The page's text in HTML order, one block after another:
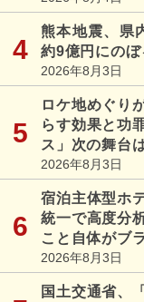
熊本地震、県
約9億円にの
2026年8月3日
ロケ地めぐり
らす効果と功
ス」次の舞台
2026年8月3日
宿泊主体型ホ
統一で高度分
こと自体がブ
2026年8月3日
国土交通省、